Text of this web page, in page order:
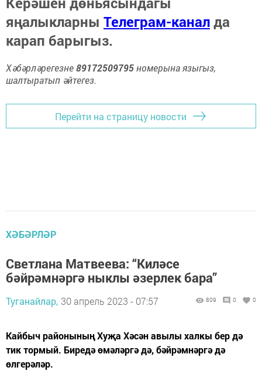
яңалыкларны Телеграм-каналда
карап барыгыз.
Хәбәрләрегезне89172509795номерына языгыз,
шалтыратып әйтегез.
Перейти на страницу новости
ХӘБӘРЛӘР
Светлана Матвеева: “Киләсе
бәйрәмнәргә ныклы әзерлек бара”
Туганайлар, 30 апрель 2023 - 07:57 809 0 0
Кайбыч районының Хуҗа Хәсән авылы халкы бер дә
тик тормый. Биредә өмәләргә дә, бәйрәмнәргә дә
өлгерәләр.